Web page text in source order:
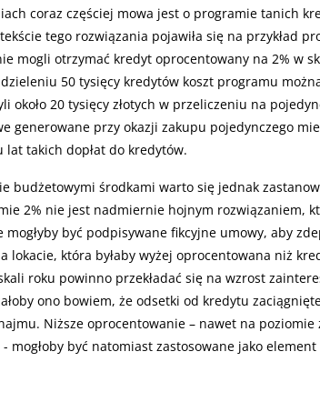
coraz częściej mowa jest o programie tanich
tego rozwiązania pojawiła się na przykład
mogli otrzymać kredyt oprocentowany na 2% w
50 tysięcy kredytów koszt programu
około 20 tysięcy złotych w przeliczeniu na
generowane przy okazji zakupu pojedynczego
takich dopłat do kredytów.
budżetowymi środkami warto się jednak
2% nie jest nadmiernie hojnym rozwiązaniem,
mogłyby być podpisywane fikcyjne umowy, aby
lokacie, która byłaby wyżej oprocentowana niż
roku powinno przekładać się na wzrost
ono bowiem, że odsetki od kredytu
Niższe oprocentowanie – nawet na poziomie
być natomiast zastosowane jako element